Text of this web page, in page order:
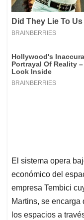
El sistema opera
económico del
empresa Tembici
Martins, se
los espacios a